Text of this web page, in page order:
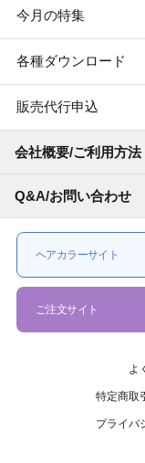
今月の特集
各種ダウンロード
販売代行申込
会社概要/ご利用方法
Q&A/お問い合わせ
ヘアカラーサイト
ご注文サイト
よ
特定商取
プライバ